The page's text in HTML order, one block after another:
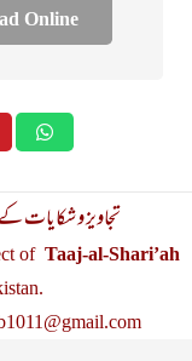
Online
+92 303 2886671 تجاویز
of Taaj-al-Shari’ah